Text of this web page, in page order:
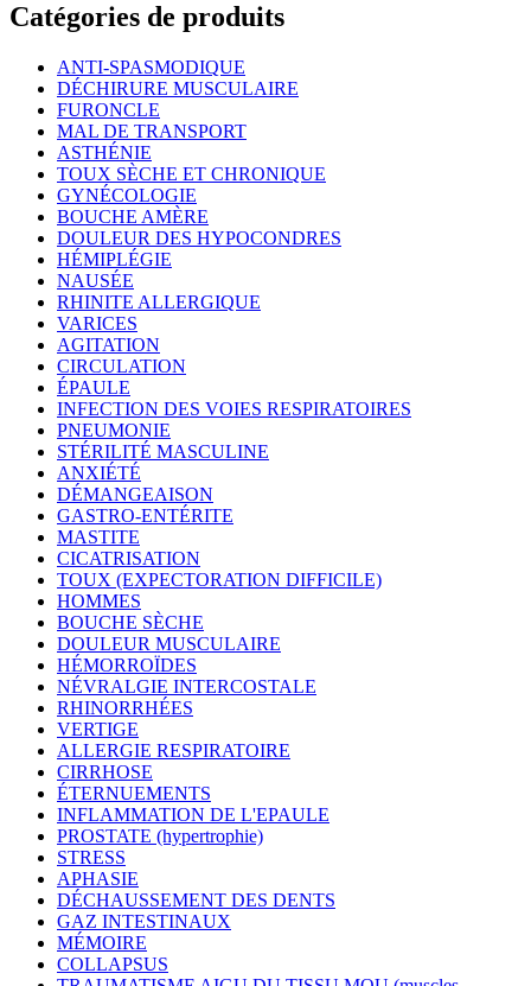
Catégories de produits
ANTI-SPASMODIQUE
DÉCHIRURE MUSCULAIRE
FURONCLE
MAL DE TRANSPORT
ASTHÉNIE
TOUX SÈCHE ET CHRONIQUE
GYNÉCOLOGIE
BOUCHE AMÈRE
DOULEUR DES HYPOCONDRES
HÉMIPLÉGIE
NAUSÉE
RHINITE ALLERGIQUE
VARICES
AGITATION
CIRCULATION
ÉPAULE
INFECTION DES VOIES RESPIRATOIRES
PNEUMONIE
STÉRILITÉ MASCULINE
ANXIÉTÉ
DÉMANGEAISON
GASTRO-ENTÉRITE
MASTITE
CICATRISATION
TOUX (EXPECTORATION DIFFICILE)
HOMMES
BOUCHE SÈCHE
DOULEUR MUSCULAIRE
HÉMORROÏDES
NÉVRALGIE INTERCOSTALE
RHINORRHÉES
VERTIGE
ALLERGIE RESPIRATOIRE
CIRRHOSE
ÉTERNUEMENTS
INFLAMMATION DE L'EPAULE
PROSTATE (hypertrophie)
STRESS
APHASIE
DÉCHAUSSEMENT DES DENTS
GAZ INTESTINAUX
MÉMOIRE
COLLAPSUS